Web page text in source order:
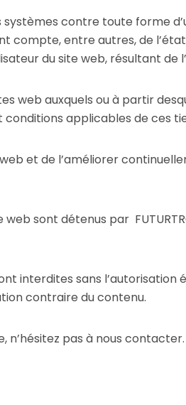
contre toute forme
entre autres, de
du site web, résultant de
web auxquels ou à partir
applicables de ces
et de l’améliorer
sont détenus par
sans l’autorisation
contraire du contenu.
n’hésitez pas à nous contacter.